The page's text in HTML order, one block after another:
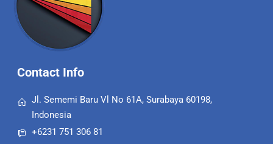
Contact Info
Jl. Sememi Baru Vl No 61A, Surabaya 60198,
Indonesia
+6231 751 306 81